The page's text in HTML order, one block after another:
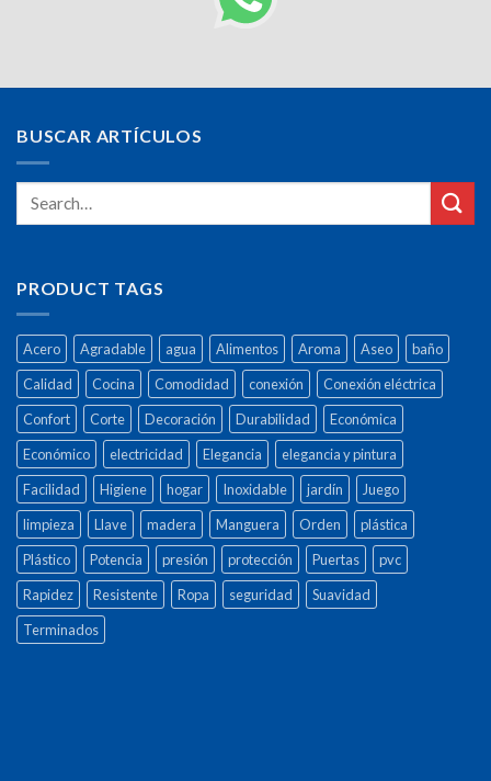
BUSCAR ARTÍCULOS
PRODUCT TAGS
Acero Agradable agua Alimentos Aroma Aseo
baño
Calidad
Cocina Comodidad conexión
Conexión eléctrica
Confort
Corte Decoración Durabilidad
Económica
Económico
electricidad Elegancia
elegancia y pintura
Facilidad
Higiene hogar Inoxidable jardín
Juego
limpieza
Llave madera Manguera Orden
plástica
Plástico
Potencia presión protección Puertas
pvc
Rapidez
Resistente Ropa seguridad
Suavidad
Terminados